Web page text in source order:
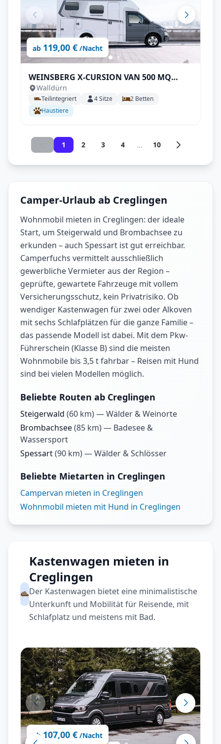
ab 119,00 € /Nacht
WEINSBERG X-CURSION VAN 500 MQ
EDITION [PEPPER]
Walldürn
Teilintegriert 4Sitze 2 Betten
Haustiere
1 2 3 4 ... 10
Camper-Urlaub ab Creglingen
Wohnmobil mieten in Creglingen: der ideale
Start, um Steigerwald und Brombachsee zu
erkunden – auch Spessart ist gut erreichbar.
Camperfuchs vermittelt ausschließlich
gewerbliche Vermieter aus der Region –
geprüfte, gewartete Fahrzeuge mit vollem
Versicherungsschutz, kein Privatrisiko. Ob
wendiger Kastenwagen für zwei oder Alkoven
mit sechs Schlafplätzen für die ganze Familie –
das passende Modell ist dabei. Mit dem Pkw-
Führerschein (Klasse B) sind die meisten
Wohnmobile bis 3,5 t fahrbar – Reisen mit Hund
sind bei vielen Modellen möglich.
Beliebte Routen ab Creglingen
Steigerwald (60 km) —Wälder & Weinorte
Brombachsee(85 km) — Badesee &
Wassersport
Spessart(90 km) —Wälder & Schlösser
Beliebte Mietarten in Creglingen
Campervan mieten in Creglingen
Wohnmobil mieten mit Hund in Creglingen
Kastenwagen mieten in
Creglingen
Der Kastenwagen bietet eine minimalistische
Unterkunft und Mobilität für Reisende, mit
Schlafplatz und meistens mit Bad.
ab 107,00 € /Nacht